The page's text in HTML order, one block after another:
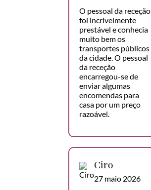
O pessoal da receção
foi incrivelmente
prestável e conhecia
muito bem os
transportes públicos
da cidade. O pessoal
da receção
encarregou-se de
enviar algumas
encomendas para
casa por um preço
razoável.
Ciro
27 maio 2026